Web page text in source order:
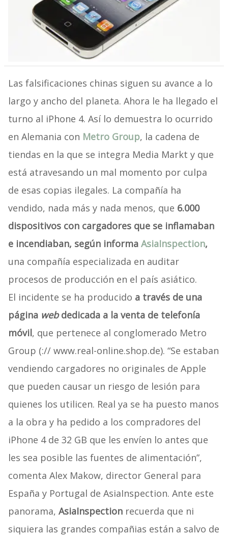
Las falsificaciones chinas siguen su avance a lo
largo y ancho del planeta. Ahora le ha llegado el
turno al iPhone 4. Así lo demuestra lo ocurrido
en Alemania con Metro Group, la cadena de
tiendas en la que se integra Media Markt y que
está atravesando un mal momento por culpa
de esas copias ilegales. La compañía ha
vendido, nada más y nada menos, que 6.000
dispositivos con cargadores que se inflamaban
e incendiaban, según informa AsiaInspection,
una compañía especializada en auditar
procesos de producción en el país asiático.
El incidente se ha producido a través de una
página webdedicada a la venta de telefonía
móvil, que pertenece al conglomerado Metro
Group (:// www.real-online.shop.de). “Se estaban
vendiendo cargadores no originales de Apple
que pueden causar un riesgo de lesión para
quienes los utilicen. Real ya se ha puesto manos
a la obra y ha pedido a los compradores del
iPhone 4 de 32 GB que les envíen lo antes que
les sea posible las fuentes de alimentación”,
comenta Alex Makow, director General para
España y Portugal de AsiaInspection. Ante este
panorama, AsiaInspectionrecuerda que ni
siquiera las grandes compañias están a salvo de